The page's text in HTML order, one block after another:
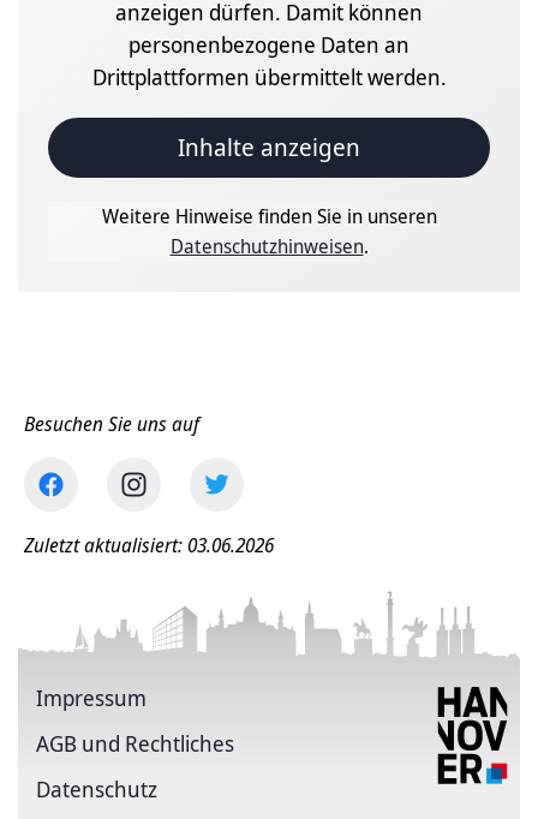
anzeigen dürfen. Damit können
personenbezogene Daten an
Drittplattformen übermittelt werden.
Inhalte anzeigen
Weitere Hinweise finden Sie in unseren
Datenschutzhinweisen.
Besuchen Sie uns auf
Zuletzt aktualisiert: 03.06.2026
Impressum
AGB und Rechtliches
Datenschutz